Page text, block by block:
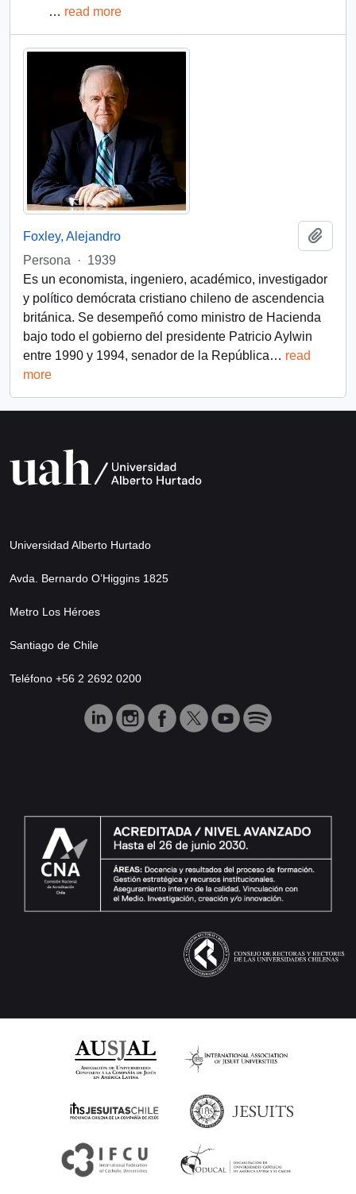
… read more
Foxley, Alejandro
Persona
· 1939
Es un economista, ingeniero, académico, investigador
y político demócrata cristiano chileno de ascendencia
británica. Se desempeñó como ministro de Hacienda
bajo todo el gobierno del presidente Patricio Aylwin
entre 1990 y 1994, senador de la República… read
more
Universidad Alberto Hurtado
Avda. Bernardo O’Higgins 1825
Metro Los Héroes
Santiago de Chile
Teléfono +56 2 2692 0200